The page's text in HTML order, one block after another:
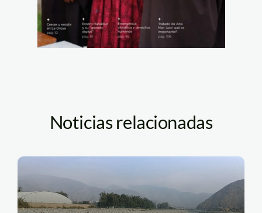
Noticias relacionadas